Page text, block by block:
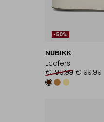
-50%
NUBIKK
Loafers
€ 199,99 € 99,99